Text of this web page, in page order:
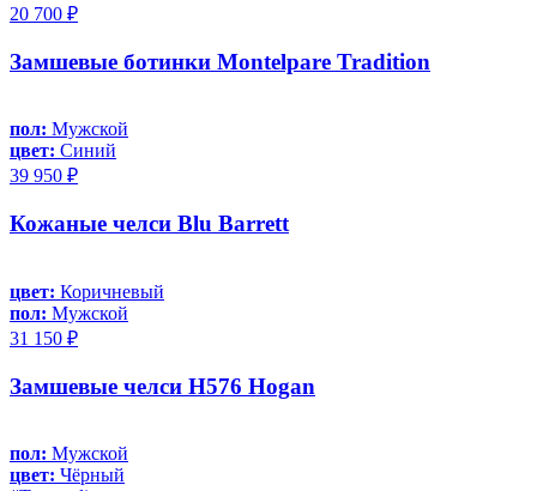
20 700 ₽
Замшевые ботинки Montelpare Tradition
пол: Мужской
цвет: Синий
39 950 ₽
Кожаные челси Blu Barrett
цвет: Коричневый
пол: Мужской
31 150 ₽
Замшевые челси H576 Hogan
пол: Мужской
цвет: Чёрный